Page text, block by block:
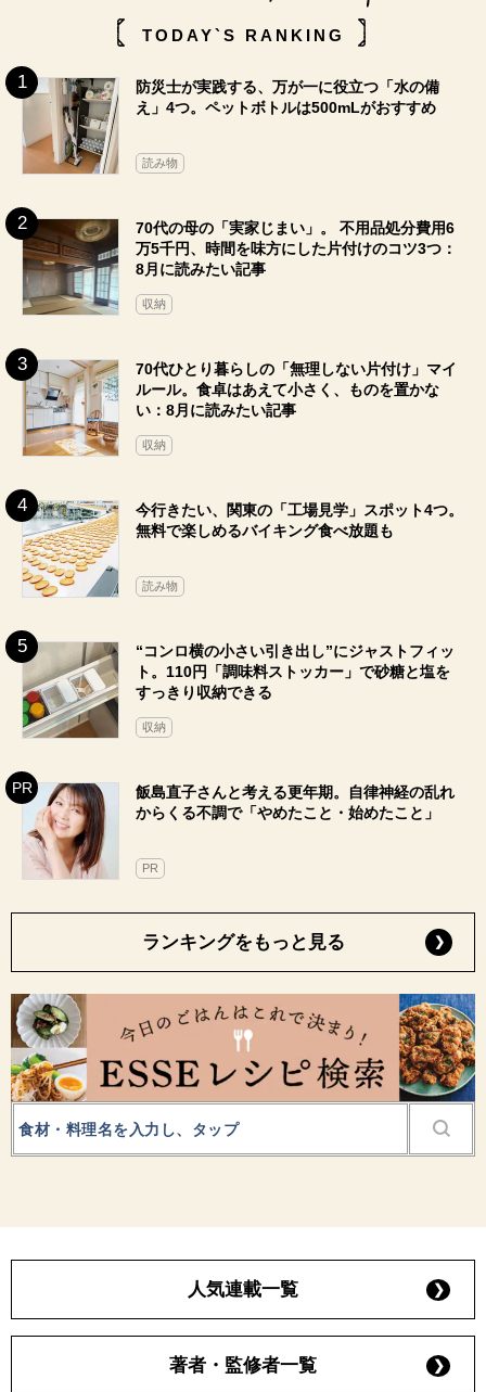
TODAY`S RANKING
防災士が実践する、万が一に役立つ「水の備
え」4つ。ペットボトルは500mLがおすすめ
読み物
70代の母の「実家じまい」。 不用品処分費用6
万5千円、時間を味方にした片付けのコツ3つ：
8月に読みたい記事
収納
70代ひとり暮らしの「無理しない片付け」マイ
ルール。食卓はあえて小さく、ものを置かな
い：8月に読みたい記事
収納
今行きたい、関東の「工場見学」スポット4つ。
無料で楽しめるバイキング食べ放題も
読み物
“コンロ横の小さい引き出し”にジャストフィッ
ト。110円「調味料ストッカー」で砂糖と塩を
すっきり収納できる
収納
飯島直子さんと考える更年期。自律神経の乱れ
からくる不調で「やめたこと・始めたこと」
PR
ランキングをもっと見る
人気連載一覧
著者・監修者一覧